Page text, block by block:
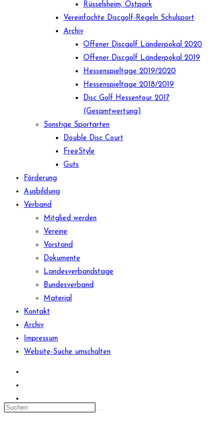
Rüsselsheim, Ostpark
Vereinfachte Discgolf-Regeln Schulsport
Archiv
Offener Discgolf Länderpokal 2020
Offener Discgolf Länderpokal 2019
Hessenspieltage 2019/2020
Hessenspieltage 2018/2019
Disc Golf Hessentour 2017
(Gesamtwertung)
Sonstige Sportarten
Double Disc Court
FreeStyle
Guts
Förderung
Ausbildung
Verband
Mitglied werden
Vereine
Vorstand
Dokumente
Landesverbandstage
Bundesverband
Material
Kontakt
Archiv
Impressum
Website-Suche umschalten